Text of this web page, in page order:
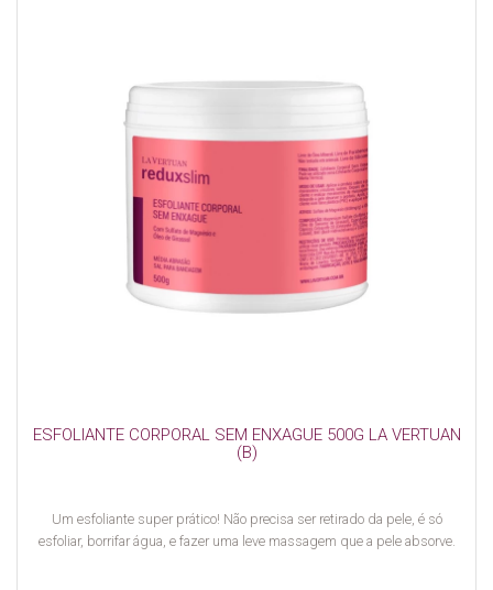
ESFOLIANTE CORPORAL SEM ENXAGUE 500G LA VERTUAN
(B)
Um esfoliante super prático! Não precisa ser retirado da pele, é só
esfoliar, borrifar água, e fazer uma leve massagem que a pele absorve.